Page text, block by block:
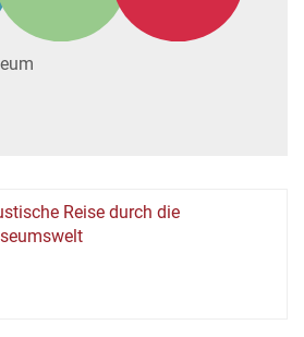
Reise durch die